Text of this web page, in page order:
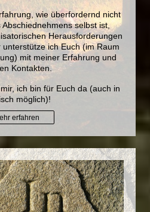
wie überfordernd nicht
selbst ist,
Herausforderungen
unterstütze ich Euch (im Raum
mit meiner Erfahrung und
Kontakten.
ich bin für Euch da (auch in
möglich)!
erfahren